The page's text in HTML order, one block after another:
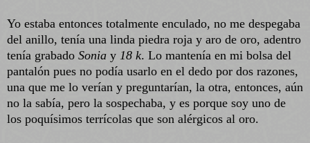
Yo estaba entonces totalmente enculado, no me despegaba
del anillo, tenía una linda piedra roja y aro de oro, adentro
tenía grabado Sonia y 18 k. Lo mantenía en mi bolsa del
pantalón pues no podía usarlo en el dedo por dos razones,
una que me lo verían y preguntarían, la otra, entonces, aún
no la sabía, pero la sospechaba, y es porque soy uno de
los poquísimos terrícolas que son alérgicos al oro.